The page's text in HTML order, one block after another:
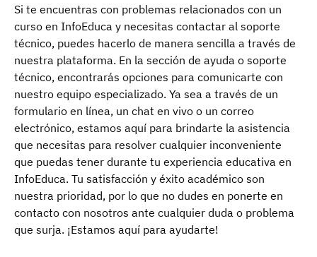
Si te encuentras con problemas relacionados con un
curso en InfoEduca y necesitas contactar al soporte
técnico, puedes hacerlo de manera sencilla a través de
nuestra plataforma. En la sección de ayuda o soporte
técnico, encontrarás opciones para comunicarte con
nuestro equipo especializado. Ya sea a través de un
formulario en línea, un chat en vivo o un correo
electrónico, estamos aquí para brindarte la asistencia
que necesitas para resolver cualquier inconveniente
que puedas tener durante tu experiencia educativa en
InfoEduca. Tu satisfacción y éxito académico son
nuestra prioridad, por lo que no dudes en ponerte en
contacto con nosotros ante cualquier duda o problema
que surja. ¡Estamos aquí para ayudarte!